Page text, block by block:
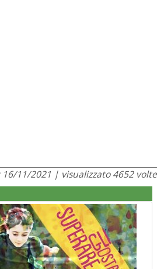
11/2021 | visualizzato 4652 volte